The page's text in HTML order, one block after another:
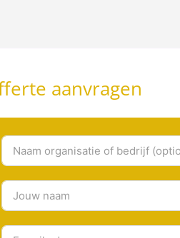
aanvragen